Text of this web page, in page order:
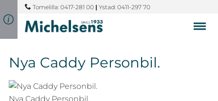
Tomelilla: 0417-281 00 | Ystad: 0411-297 70
Nya Caddy Personbil.
Nya Caddy Personbil.